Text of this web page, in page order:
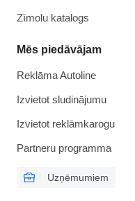
Zīmolu katalogs
Mēs piedāvājam
Reklāma Autoline
Izvietot sludinājumu
Izvietot reklāmkarogu
Partneru programma
Uzņēmumiem